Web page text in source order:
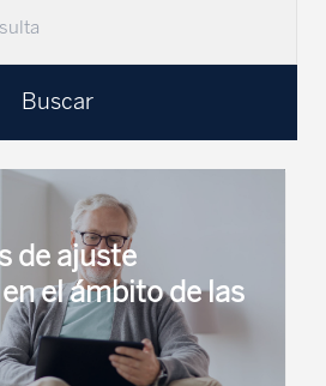
de ajuste
el ámbito de las